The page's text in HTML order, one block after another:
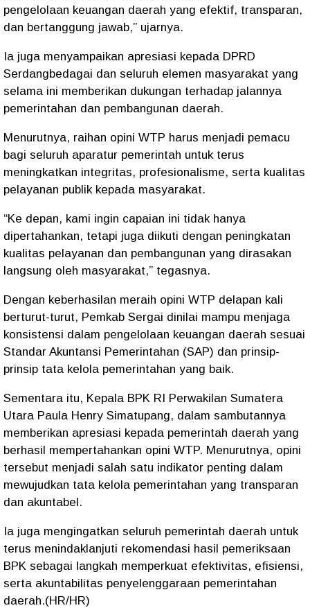
pengelolaan keuangan daerah yang efektif, transparan,
dan bertanggung jawab,” ujarnya.
Ia juga menyampaikan apresiasi kepada DPRD
Serdangbedagai dan seluruh elemen masyarakat yang
selama ini memberikan dukungan terhadap jalannya
pemerintahan dan pembangunan daerah.
Menurutnya, raihan opini WTP harus menjadi pemacu
bagi seluruh aparatur pemerintah untuk terus
meningkatkan integritas, profesionalisme, serta kualitas
pelayanan publik kepada masyarakat.
“Ke depan, kami ingin capaian ini tidak hanya
dipertahankan, tetapi juga diikuti dengan peningkatan
kualitas pelayanan dan pembangunan yang dirasakan
langsung oleh masyarakat,” tegasnya.
Dengan keberhasilan meraih opini WTP delapan kali
berturut-turut, Pemkab Sergai dinilai mampu menjaga
konsistensi dalam pengelolaan keuangan daerah sesuai
Standar Akuntansi Pemerintahan (SAP) dan prinsip-
prinsip tata kelola pemerintahan yang baik.
Sementara itu, Kepala BPK RI Perwakilan Sumatera
Utara Paula Henry Simatupang, dalam sambutannya
memberikan apresiasi kepada pemerintah daerah yang
berhasil mempertahankan opini WTP. Menurutnya, opini
tersebut menjadi salah satu indikator penting dalam
mewujudkan tata kelola pemerintahan yang transparan
dan akuntabel.
Ia juga mengingatkan seluruh pemerintah daerah untuk
terus menindaklanjuti rekomendasi hasil pemeriksaan
BPK sebagai langkah memperkuat efektivitas, efisiensi,
serta akuntabilitas penyelenggaraan pemerintahan
daerah.(HR/HR)